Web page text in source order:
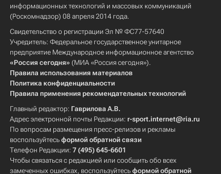
информационных технологий и массовых коммуникаций
(Роскомнадзор) 08 апреля 2014 года.
Свидетельство о регистрации Эл № ФС77-57640
Учредитель: Федеральное государственное унитарное
предприятие Международное информационное агентство
«Россия сегодня» (МИА «Россия сегодня»).
Правила использования материалов
Политика конфиденциальности
Правила применения рекомендательных технологий
Главный редактор: Гаврилова А.В.
Адрес электронной почты Редакции: r-sport.internet@ria.ru
По вопросам размещения пресс-релизов и рекламы
воспользуйтесьформой обратной связи
Телефон Редакции: 7 (495) 645-6601
Чтобы связаться с редакцией или сообщить обо всех
замеченных ошибках, воспользуйтесьформой обратной